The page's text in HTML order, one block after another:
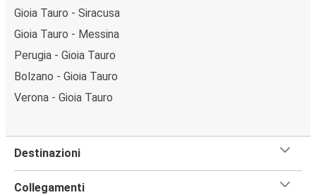
Gioia Tauro - Siracusa
Gioia Tauro - Messina
Perugia - Gioia Tauro
Bolzano - Gioia Tauro
Verona - Gioia Tauro
Destinazioni
Collegamenti